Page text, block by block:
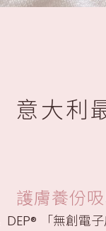
意大利
護膚養份
DEP® 「無創電子